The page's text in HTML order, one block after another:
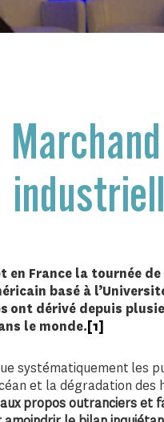
en France la tournée
basé à
ont dérivé depuis
le monde.[1]
systématiquement les
et la dégradation des
propos outranciers et